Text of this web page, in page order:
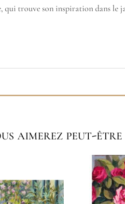
de
trouve son inspiration dans le
aimerez peut-